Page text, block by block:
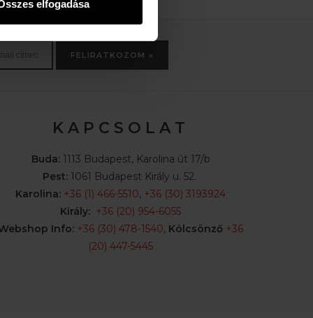
elfogadása
FELIRATKOZOM »
K A P C S O L A T
Buda:1113 Budapest, Karolina út 17/b
Pest:1061 Budapest Király u. 52.
Karolina: +36 (1) 466-5510, +36 (30) 3193924
Király: +36 (20) 954-6055
Info: +36 (30) 478-1540, Kölcsönző +36
(20) 447-5445